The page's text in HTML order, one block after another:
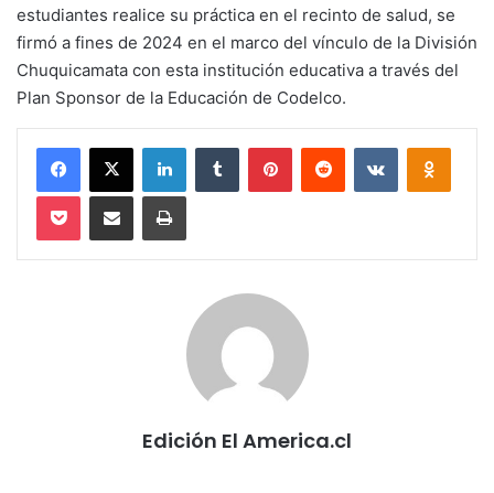
estudiantes realice su práctica en el recinto de salud, se
firmó a fines de 2024 en el marco del vínculo de la División
Chuquicamata con esta institución educativa a través del
Plan Sponsor de la Educación de Codelco.
Facebook
X LinkedInTumblr PinterestReddit VKontakte
Pocket Compartir via email Imprimir
Edición El America.cl